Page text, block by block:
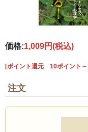
価格:1,009円(税込)
[ポイント還元 10ポイント
注文